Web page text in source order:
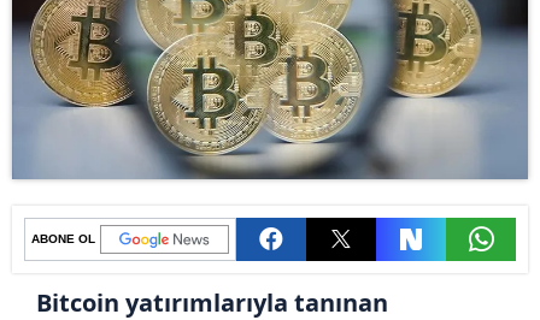
ABONE OL
Bitcoin yatırımlarıyla tanınan